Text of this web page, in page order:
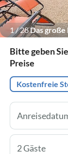
1/28Das große
Bitte geben
Preise
Kostenfreie
2 Gäste